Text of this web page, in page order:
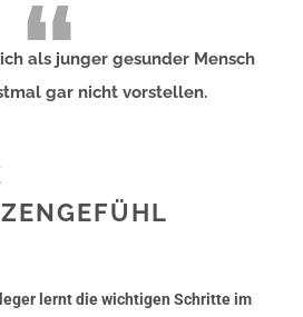
als junger gesunder Mensch
gar nicht vorstellen.
lernt die wichtigen Schritte im